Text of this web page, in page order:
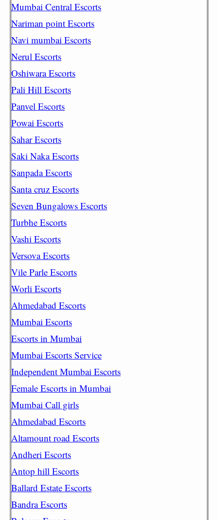
Mumbai Central Escorts
Nariman point Escorts
Navi mumbai Escorts
Nerul Escorts
Oshiwara Escorts
Pali Hill Escorts
Panvel Escorts
Powai Escorts
Sahar Escorts
Saki Naka Escorts
Sanpada Escorts
Santa cruz Escorts
Seven Bungalows Escorts
Turbhe Escorts
Vashi Escorts
Versova Escorts
Vile Parle Escorts
Worli Escorts
Ahmedabad Escorts
Mumbai Escorts
Escorts in Mumbai
Mumbai Escorts Service
Independent Mumbai Escorts
Female Escorts in Mumbai
Mumbai Call girls
Ahmedabad Escorts
Altamount road Escorts
Andheri Escorts
Antop hill Escorts
Ballard Estate Escorts
Bandra Escorts